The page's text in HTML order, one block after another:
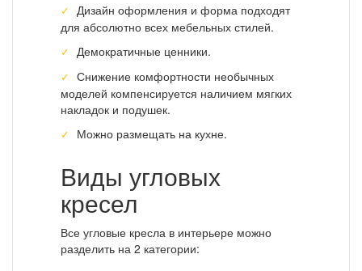
Дизайн оформления и форма подходят
для абсолютно всех мебельных стилей.
Демократичные ценники.
Снижение комфортности необычных
моделей компенсируется наличием мягких
накладок и подушек.
Можно размещать на кухне.
Виды угловых
кресел
Все угловые кресла в интерьере можно
разделить на 2 категории: